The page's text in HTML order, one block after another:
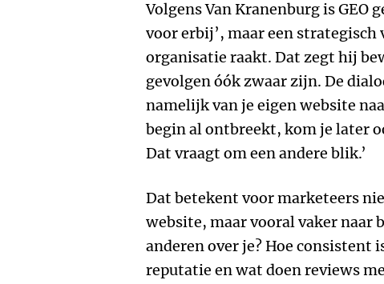
Volgens Van Kranenburg is GEO
voor erbij’, maar een strategisch
organisatie raakt. Dat zegt hij
gevolgen óók zwaar zijn. De
namelijk van je eigen website
begin al ontbreekt, kom je later
Dat vraagt om een andere blik.’
Dat betekent voor marketeers
website, maar vooral vaker naar
anderen over je? Hoe consistent
reputatie en wat doen reviews